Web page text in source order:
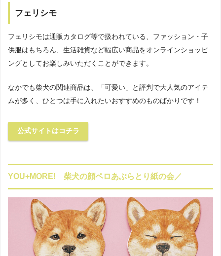
フェリシモ
フェリシモは通販カタログ等で扱われている、ファッション・子
供服はもちろん、生活雑貨など幅広い商品をオンラインショッピ
ングとしてお楽しみいただくことができます。
なかでも柴犬の関連商品は、「可愛い」と評判で大人気のアイテ
ムが多く、ひとつは手に入れたいおすすめのものばかりです！
公式サイトはコチラ
YOU+MORE! 柴犬の顔ペロあぶらとり紙の会／